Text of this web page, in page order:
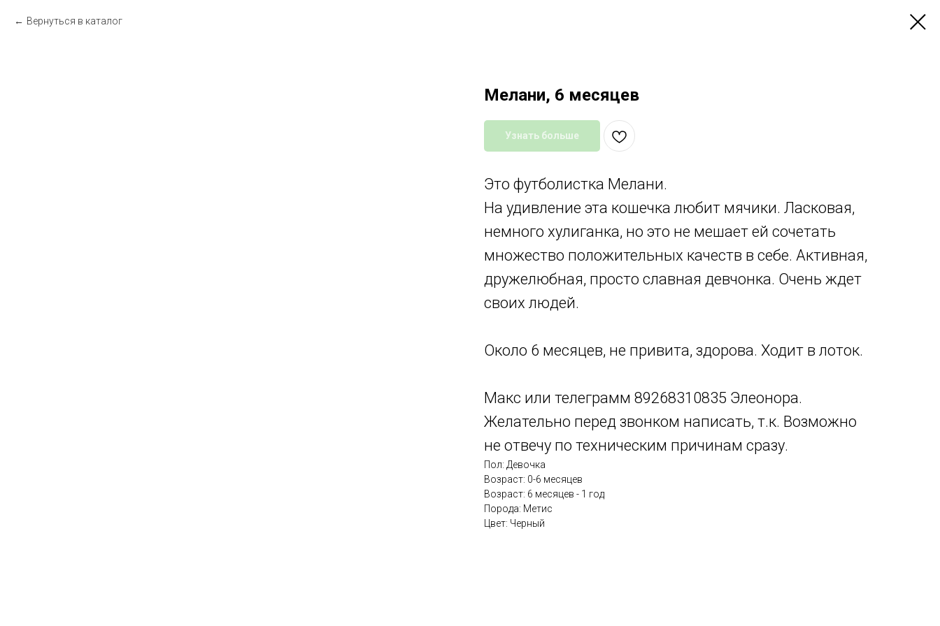
Вернуться в каталог
Мелани, 6 месяцев
Узнать больше
Это футболистка Мелани.
На удивление эта кошечка любит мячики. Ласковая,
немного хулиганка, но это не мешает ей сочетать
множество положительных качеств в себе. Активная,
дружелюбная, просто славная девчонка. Очень ждет
своих людей.
Около 6 месяцев, не привита, здорова. Ходит в лоток.
Макс или телеграмм 89268310835 Элеонора.
Желательно перед звонком написать, т.к. Возможно
не отвечу по техническим причинам сразу.
Пол: Девочка
Возраст: 0-6 месяцев
Возраст: 6 месяцев - 1 год
Порода: Метис
Цвет: Черный